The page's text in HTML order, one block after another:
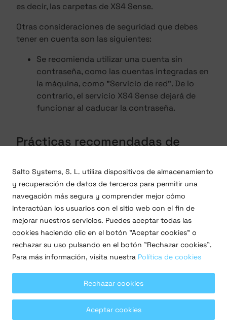
es decir, las carpetas de XS4 Sense.
Otras consideraciones de seguridad que debes
tener en cuenta son las siguientes:
Se recomienda utilizar una cuenta sin
contraseña, como las cuentas integradas en
la máquina, como "Servicio de red". De lo
contrario, el servicio XS4 Sense dejará de
funcionar al caducar la contraseña.
Prácticas recomendadas de
A continuación, se incluye una serie de prácticas
recomendadas para un sistema seguro:
Asegúrate de que el sistema operativo de tu
servidor y estaciones de trabajo estén
actualizados con los últimos parches de
seguridad. Por supuesto, evita utilizar
sistemas operativos Windows que hayan
quedado obsoletos y para los que el
proveedor ya no ofrezca soporte.
Utiliza una cuenta de Windows con pocos
privilegios para ejecutar el servicio XS4
Sense. Por ejemplo, NT SERVICE o, mejor aún,
Salto Systems, S. L. utiliza dispositivos de almacenamiento
y recuperación de datos de terceros para permitir una
navegación más segura y comprender mejor cómo
interactúan los usuarios con el sitio web con el fin de
mejorar nuestros servicios. Puedes aceptar todas las
cookies haciendo clic en el botón "Aceptar cookies" o
rechazar su uso pulsando en el botón "Rechazar cookies".
Para más información, visita nuestra Política de cookies
Rechazar cookies
Aceptar cookies